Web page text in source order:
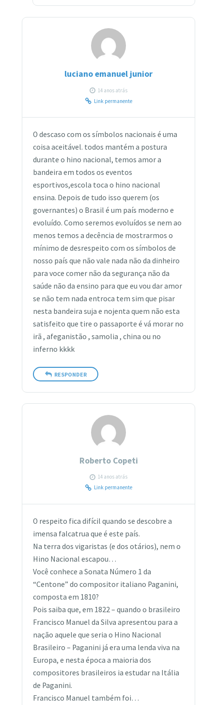
luciano emanuel junior
14 anos atrás
Link permanente
O descaso com os símbolos nacionais é uma
coisa aceitável. todos mantém a postura
durante o hino nacional, temos amor a
bandeira em todos os eventos
esportivos,escola toca o hino nacional
ensina. Depois de tudo isso querem (os
governantes) o Brasil é um país moderno e
evoluído. Como seremos evoluídos se nem ao
menos temos a decência de mostrarmos o
mínimo de desrespeito com os símbolos de
nosso país que não vale nada não da dinheiro
para voce comer não da segurança não da
saúde não da ensino para que eu vou dar amor
se não tem nada entroca tem sim que pisar
nesta bandeira suja e nojenta quem não esta
satisfeito que tire o passaporte é vá morar no
irã , afeganistão , samolia , china ou no
inferno kkkk
RESPONDER
Roberto Copeti
14 anos atrás
Link permanente
O respeito fica difícil quando se descobre a
imensa falcatrua que é este país.
Na terra dos vigaristas (e dos otários), nem o
Hino Nacional escapou…
Você conhece a Sonata Número 1 da
“Centone” do compositor italiano Paganini,
composta em 1810?
Pois saiba que, em 1822 – quando o brasileiro
Francisco Manuel da Silva apresentou para a
nação aquele que seria o Hino Nacional
Brasileiro – Paganini já era uma lenda viva na
Europa, e nesta época a maioria dos
compositores brasileiros ia estudar na Itália
de Paganini.
Francisco Manuel também foi…